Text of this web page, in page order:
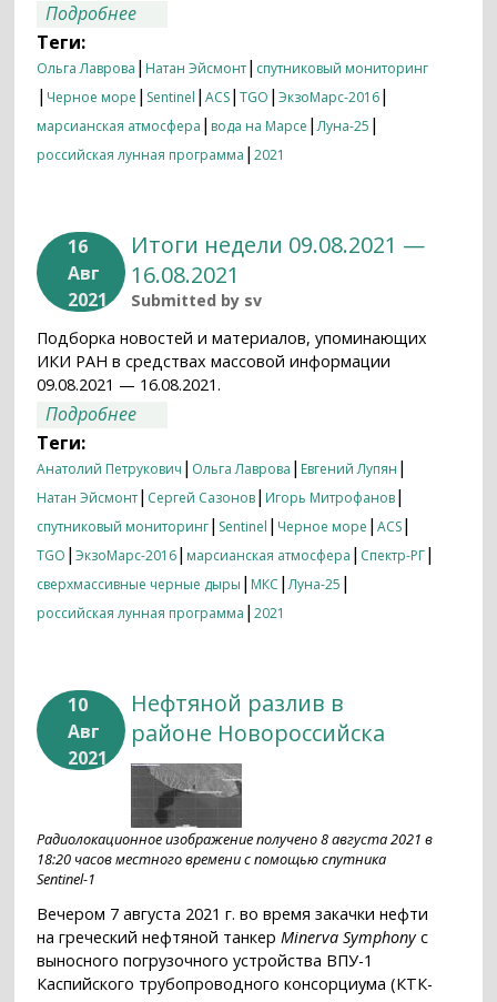
Подробнее
Теги:
Ольга Лаврова | Натан Эйсмонт| спутниковый мониторинг
| Черное море | Sentinel |ACS|TGO |ЭкзоМарс-2016|
марсианская атмосфера | вода на Марсе |Луна-25 |
российская лунная программа |2021
16
Авг
2021
Итоги недели 09.08.2021 —
16.08.2021
Submitted by sv
Подборка новостей и материалов, упоминающих
ИКИ РАН в средствах массовой информации
09.08.2021 — 16.08.2021.
Подробнее
Теги:
Анатолий Петрукович | Ольга Лаврова | Евгений Лупян |
Натан Эйсмонт| Сергей Сазонов| Игорь Митрофанов|
спутниковый мониторинг| Sentinel | Черное море |ACS|
TGO |ЭкзоМарс-2016| марсианская атмосфера | Спектр-РГ|
сверхмассивные черные дыры | МКС |Луна-25 |
российская лунная программа |2021
10
Авг
2021
Нефтяной разлив в
районе Новороссийска
Радиолокационное изображение получено 8 августа 2021 в
18:20 часов местного времени с помощью спутника
Sentinel-1
Вечером 7 августа 2021 г. во время закачки нефти
на греческий нефтяной танкерMinerva Symphonyс
выносного погрузочного устройства ВПУ-1
Каспийского трубопроводного консорциума (КТК-